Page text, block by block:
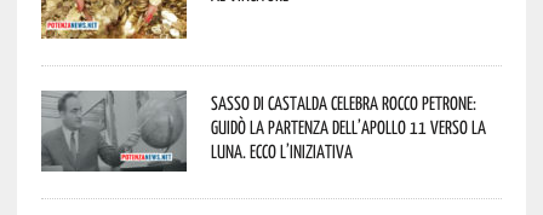
Sasso di Castalda celebra Rocco Petrone:
guidò la partenza dell’Apollo 11 verso la
Luna. Ecco l’iniziativa